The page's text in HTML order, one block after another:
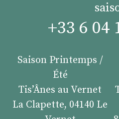
+33 6 04
Saison Printemps /
Été
Tis’Ânes au Vernet
La Clapette, 04140 Le